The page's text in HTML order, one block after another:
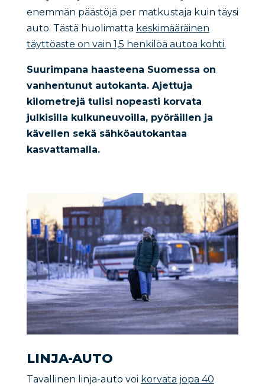
enemmän päästöjä per matkustaja kuin täysi
auto. Tästä huolimatta keskimääräinen
täyttöaste on vain 1,5 henkilöä autoa kohti.
Suurimpana haasteena Suomessa on
vanhentunut autokanta. Ajettuja
kilometrejä tulisi nopeasti korvata
julkisilla kulkuneuvoilla, pyöräillen ja
kävellen sekä sähköautokantaa
kasvattamalla.
LINJA-AUTO
Tavallinen linja-auto voi korvata jopa 40